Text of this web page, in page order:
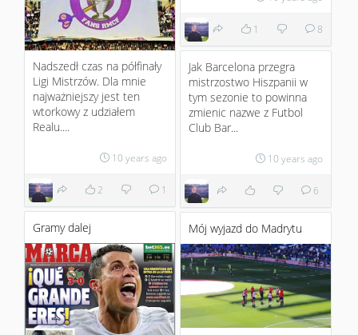
1 8
Nadszedł czas na półfinały
Ligi Mistrzów. Dla mnie
najważniejszy jest ten
wtorkowy z udziałem
Realu....
10 years ago
2 1
Jak Barcelona przegra
mistrzostwo Hiszpanii w
tym sezonie to powinna
zmienic nazwe z Futbol
Club Bar...
10 years ago
6
Gramy dalej Mój wyjazd do Madrytu